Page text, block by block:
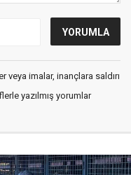
imalar, inançlara saldırı
yazılmış yorumlar